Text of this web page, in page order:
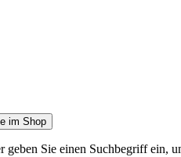
im Shop
Sie einen Suchbegriff ein,